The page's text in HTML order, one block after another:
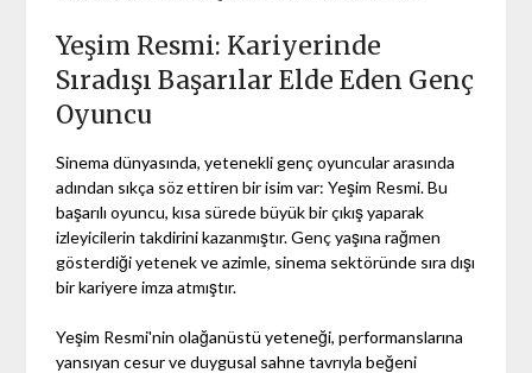
Yeşim Resmi: Kariyerinde
Sıradışı Başarılar Elde Eden Genç
Oyuncu
Sinema dünyasında, yetenekli genç oyuncular arasında
adından sıkça söz ettiren bir isim var: Yeşim Resmi. Bu
başarılı oyuncu, kısa sürede büyük bir çıkış yaparak
izleyicilerin takdirini kazanmıştır. Genç yaşına rağmen
gösterdiği yetenek ve azimle, sinema sektöründe sıra dışı
bir kariyere imza atmıştır.
Yeşim Resmi'nin olağanüstü yeteneği, performanslarına
yansıyan cesur ve duygusal sahne tavrıyla beğeni